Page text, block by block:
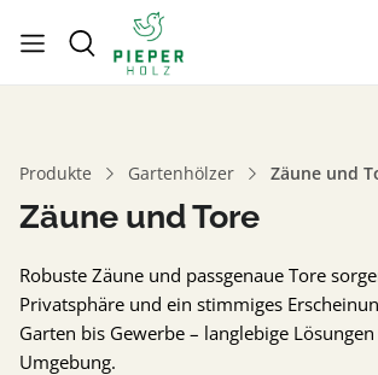
Produkte Gartenhölzer Zäune und
Zäune und Tore
Robuste Zäune und passgenaue Tore
Privatsphäre und ein stimmiges
Garten bis Gewerbe – langlebige
Umgebung.